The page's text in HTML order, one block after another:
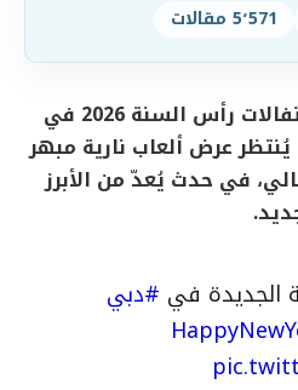
5٬571 مقالات
انطلق البثّ المباشر لاحتفالات رأس السنة 2026 في
عرض ألعاب نارية مبهر
في حدث يُعدّ من الأبرز
الجديدة في #دبي